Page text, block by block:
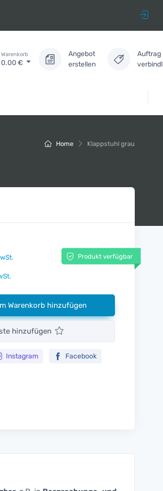
Warenkorb
0.00 €
Angebot
erstellen
Auftrag
Home Klappstuhl grau
Produkt verfügbar
Warenkorb hinzufügen
hinzufügen
Instagram Facebook